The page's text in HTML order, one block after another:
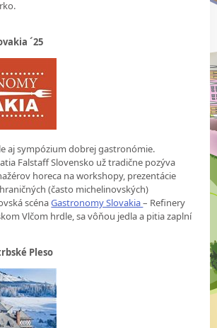
´25
aj sympózium dobrej gastronómie.
Falstaff Slovensko už tradične pozýva
horeca na workshopy, prezentácie
(často michelinovských)
scénaGastronomy Slovakia– Refinery
Vlčom hrdle, sa vôňou jedla a pitia zaplní
Pleso